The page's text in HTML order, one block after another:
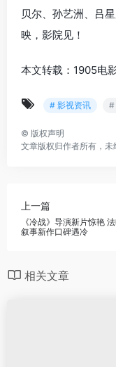
贝尔、孙艺洲、吕
映，影院见！
本文转载：1905电
# 影视资讯 #
© 版权声明
文章版权归作者所有，未
上一篇
《冷战》导演新片惊艳
叙事新作口碑遇冷
相关文章